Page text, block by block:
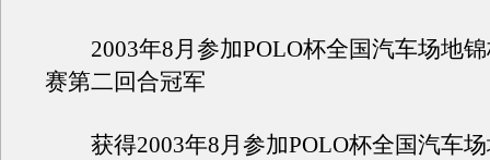
2003年8月参加POLO杯全国汽车场地锦
赛第二回合冠军
获得2003年8月参加POLO杯全国汽车场